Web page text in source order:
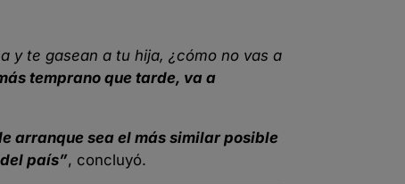
y te gasean a tu hija, ¿cómo no vas a
temprano que tarde, va a
arranque sea el más similar posible
país”, concluyó.